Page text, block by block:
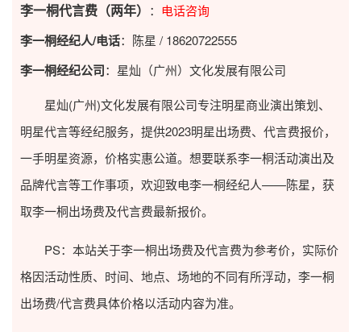
李一桐代言费（两年） ： 电话咨询
李一桐经纪人/电话：陈星 / 18620722555
李一桐经纪公司：星灿（广州）文化发展有限公司
星灿(广州)文化发展有限公司专注明星商业演出策划、
明星代言等经纪服务，提供2023明星出场费、代言费报价，
一手明星资源，价格实惠公道。想要联系李一桐活动演出及
品牌代言等工作事项，欢迎致电李一桐经纪人——陈星，获
取李一桐出场费及代言费最新报价。
PS：本站关于李一桐出场费及代言费为参考价，实际价
格因活动性质、时间、地点、场地的不同有所浮动，李一桐
出场费/代言费具体价格以活动内容为准。